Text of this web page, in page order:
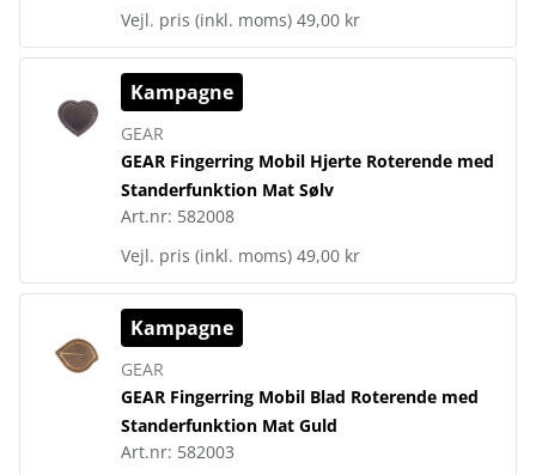
Vejl. pris (inkl. moms) 49,00 kr
Kampagne
GEAR
GEAR Fingerring Mobil Hjerte Roterende med
Standerfunktion Mat Sølv
Art.nr: 582008
Vejl. pris (inkl. moms) 49,00 kr
Kampagne
GEAR
GEAR Fingerring Mobil Blad Roterende med
Standerfunktion Mat Guld
Art.nr: 582003